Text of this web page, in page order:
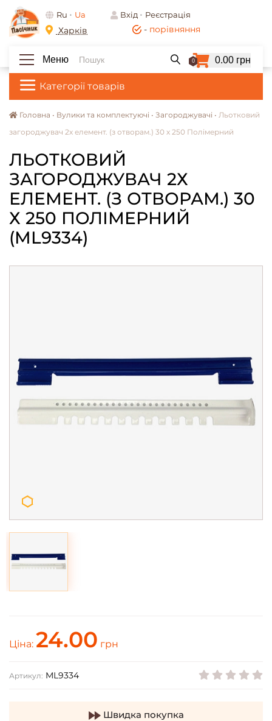
- порівняння
Ru Ua Вхід Реєстрація
Харків
Категорії товарів
Меню 0 0.00 грн
Головна • Вулики та комплектуючі • Загороджувачі • Льотковий
загороджувач 2х елемент. (з отворам.) 30 х 250 Полімерний
ЛЬОТКОВИЙ
ЗАГОРОДЖУВАЧ 2Х
ЕЛЕМЕНТ. (З ОТВОРАМ.) 30
Х 250 ПОЛІМЕРНИЙ
(ML9334)
Ціна: 24.00 грн
Артикул: ML9334
Швидка покупка